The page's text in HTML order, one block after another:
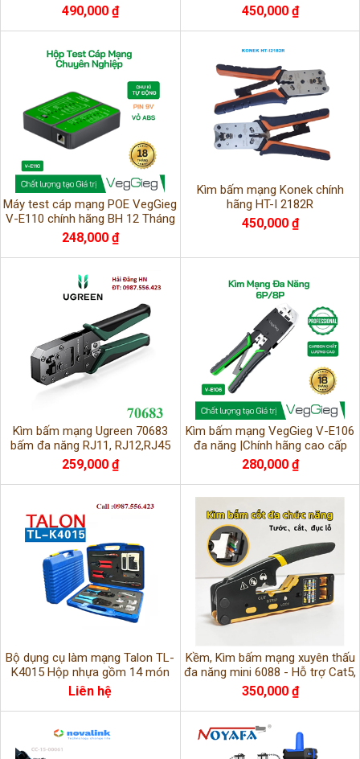
Kiểm Tra LAN, RJ45, RJ11
490,000 ₫
Bấm hạt RJ45, RJ11 nhanh, chắc
chắn
450,000 ₫
Máy test cáp mạng POE VegGieg
V-E110 chính hãng BH 12 Tháng
248,000 ₫
Kìm bấm mạng Konek chính
hãng HT-I 2182R
450,000 ₫
Kìm bấm mạng Ugreen 70683
bấm đa năng RJ11, RJ12,RJ45
259,000 ₫
Kìm bấm mạng VegGieg V-E106
đa năng |Chính hãng cao cấp
280,000 ₫
Bộ dụng cụ làm mạng Talon TL-
K4015 Hộp nhựa gồm 14 món
chuyên dụng , hàng chính hãng
Liên hệ
Kềm, Kìm bấm mạng xuyên thấu
đa năng mini 6088 - Hỗ trợ Cat5,
Cat6, Cat7 cao cấp
350,000 ₫